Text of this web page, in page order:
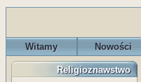
Witamy Nowości
Religioznawstwo